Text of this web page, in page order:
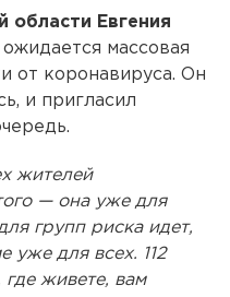
области Евгения
массовая
от коронавируса. Он
и пригласил
жителей
— она уже для
групп риска идет,
уже для всех. 112
где живете, вам